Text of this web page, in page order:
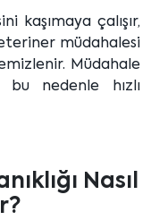
kaşımaya çalışır,
müdahalesi
Müdahale
bu nedenle hızlı
Nasıl